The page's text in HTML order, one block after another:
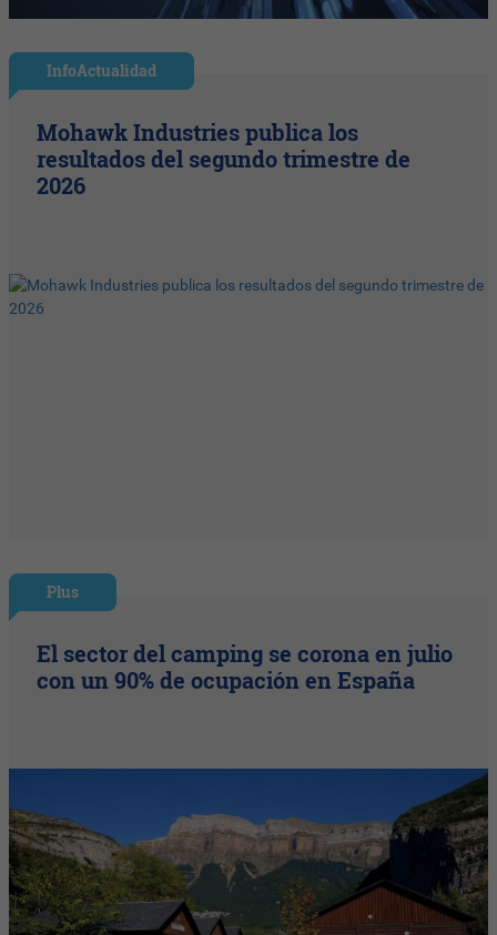
InfoActualidad
Mohawk Industries publica los
resultados del segundo trimestre de
2026
Plus
El sector del camping se corona en julio
con un 90% de ocupación en España